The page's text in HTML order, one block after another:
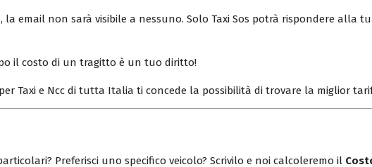
la email non sarà visibile a nessuno. Solo Taxi Sos potrà rispondere alla
il costo di un tragitto è un tuo diritto!
Taxi e Ncc di tutta Italia ti concede la possibilità di trovare la miglior
Preferisci uno specifico veicolo? Scrivilo e noi calcoleremo il